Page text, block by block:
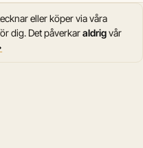
eller köper via våra
dig. Det påverkaraldrigvår